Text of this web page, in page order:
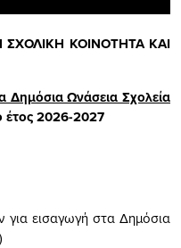
ΚΟΙΝΟΤΗΤΑ ΚΑΙ
Δημόσια Ωνάσεια Σχολεία
έτος 2026-2027
για εισαγωγή στα Δημόσια